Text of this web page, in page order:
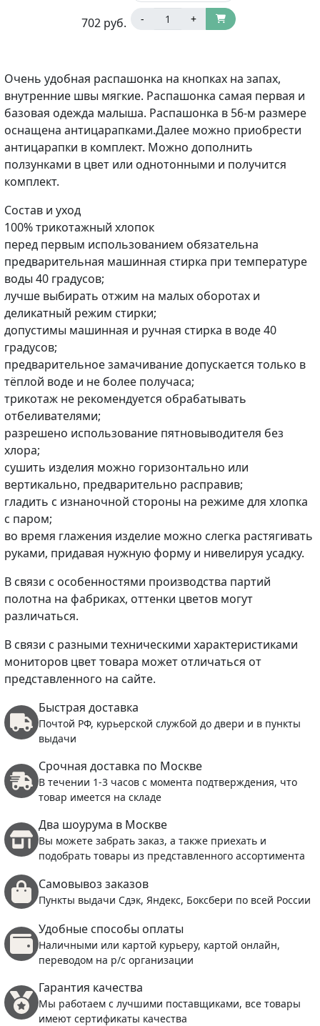
702 руб. - +
Очень удобная распашонка на кнопках на запах,
внутренние швы мягкие. Распашонка самая первая и
базовая одежда малыша. Распашонка в 56-м размере
оснащена антицарапками.Далее можно приобрести
антицарапки в комплект. Можно дополнить
ползунками в цвет или однотонными и получится
комплект.
Состав и уход
100% трикотажный хлопок
перед первым использованием обязательна
предварительная машинная стирка при температуре
воды 40 градусов;
лучше выбирать отжим на малых оборотах и
деликатный режим стирки;
допустимы машинная и ручная стирка в воде 40
градусов;
предварительное замачивание допускается только в
тёплой воде и не более получаса;
трикотаж не рекомендуется обрабатывать
отбеливателями;
разрешено использование пятновыводителя без
хлора;
сушить изделия можно горизонтально или
вертикально, предварительно расправив;
гладить с изнаночной стороны на режиме для хлопка
с паром;
во время глажения изделие можно слегка растягивать
руками, придавая нужную форму и нивелируя усадку.
В связи с особенностями производства партий
полотна на фабриках, оттенки цветов могут
различаться.
В связи с разными техническими характеристиками
мониторов цвет товара может отличаться от
представленного на сайте.
Быстрая доставка
Почтой РФ, курьерской службой до двери и в пункты
выдачи
Срочная доставка по Москве
В течении 1-3 часов с момента подтверждения, что
товар имеется на складе
Два шоурума в Москве
Вы можете забрать заказ, а также приехать и
подобрать товары из представленного ассортимента
Самовывоз заказов
Пункты выдачи Сдэк, Яндекс, Боксбери по всей России
Удобные способы оплаты
Наличными или картой курьеру, картой онлайн,
переводом на р/с организации
Гарантия качества
Мы работаем с лучшими поставщиками, все товары
имеют сертификаты качества